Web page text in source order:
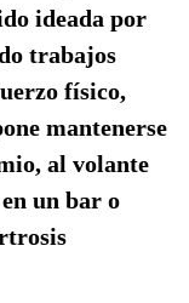
ideada por
trabajos
físico,
mantenerse
al volante
un bar o